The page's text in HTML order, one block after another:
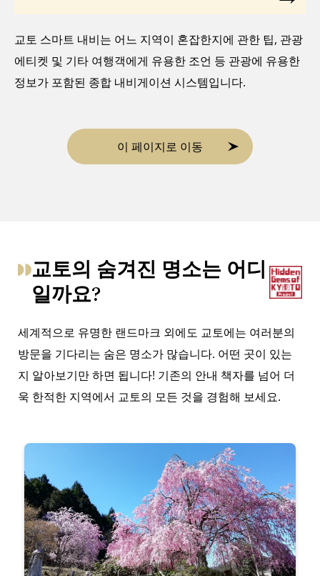
교토 스마트 내비는 어느 지역이 혼잡한지에 관한 팁, 관광
에티켓 및 기타 여행객에게 유용한 조언 등 관광에 유용한
정보가 포함된 종합 내비게이션 시스템입니다.
이 페이지로 이동
교토의 숨겨진 명소는 어디
일까요?
세계적으로 유명한 랜드마크 외에도 교토에는 여러분의
방문을 기다리는 숨은 명소가 많습니다. 어떤 곳이 있는
지 알아보기만 하면 됩니다! 기존의 안내 책자를 넘어 더
욱 한적한 지역에서 교토의 모든 것을 경험해 보세요.